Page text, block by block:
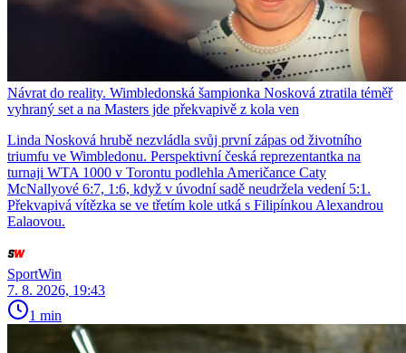
Návrat do reality. Wimbledonská šampionka Nosková ztratila téměř
vyhraný set a na Masters jde překvapivě z kola ven
Linda Nosková hrubě nezvládla svůj první zápas od životního
triumfu ve Wimbledonu. Perspektivní česká reprezentantka na
turnaji WTA 1000 v Torontu podlehla Američance Caty
McNallyové 6:7, 1:6, když v úvodní sadě neudržela vedení 5:1.
Překvapivá vítězka se ve třetím kole utká s Filipínkou Alexandrou
Ealaovou.
SportWin
7. 8. 2026, 19:43
1 min